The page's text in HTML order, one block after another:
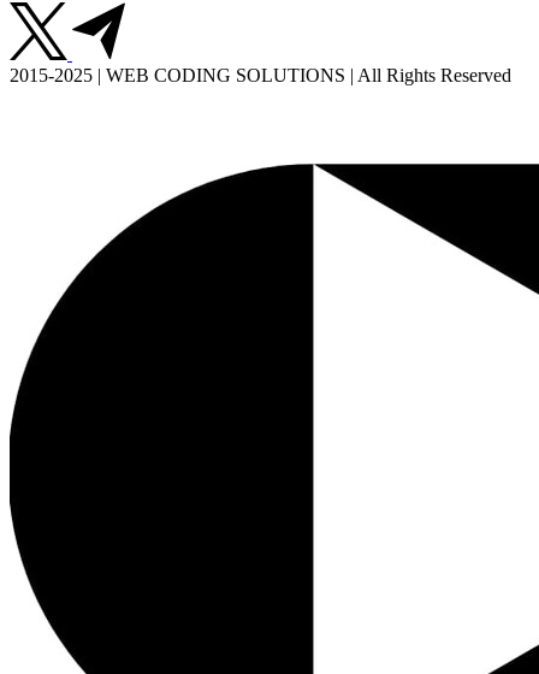
2015-2025 | WEB CODING SOLUTIONS | All Rights Reserved